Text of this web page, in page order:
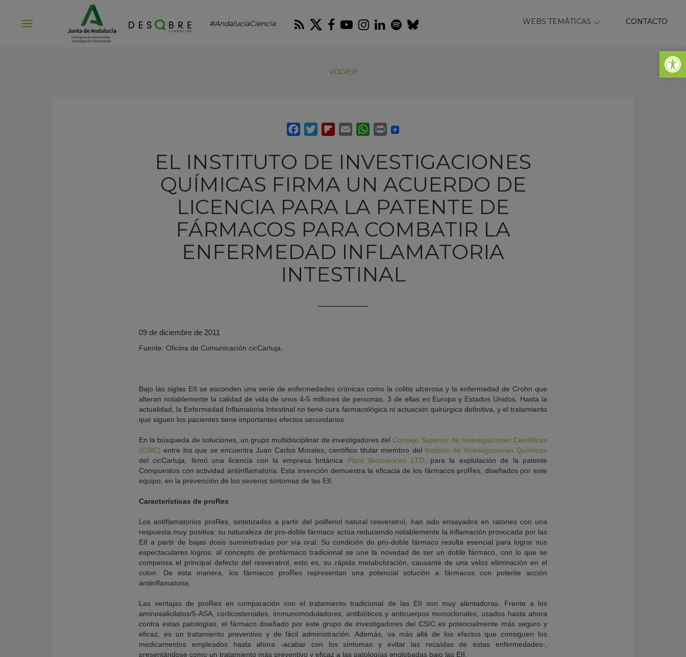
Abrir
#AndalucíaCiencia RSS Twitter
Facebook
Youtube
Instagram
LinkedIn
Spotify
Bluesky WEBS TEMÁTICAS CONTACTO
VOLVER
EL INSTITUTO DE INVESTIGACIONES
QUÍMICAS FIRMA UN ACUERDO DE
LICENCIA PARA LA PATENTE DE
FÁRMACOS PARA COMBATIR LA
ENFERMEDAD INFLAMATORIA
INTESTINAL
09 de diciembre de 2011
Fuente: Oficina de Comunicación cicCartuja.
Bajo las siglas EII se esconden una serie de enfermedades crónicas como la colitis ulcerosa y la enfermedad de Crohn que
alteran notablemente la calidad de vida de unos 4-5 millones de personas, 3 de ellas en Europa y Estados Unidos. Hasta la
actualidad, la Enfermedad Inflamatoria Intestinal no tiene cura farmacológica ni actuación quirúrgica definitiva, y el tratamiento
que siguen los pacientes tiene importantes efectos secundarios.
En la búsqueda de soluciones, un grupo multidisciplinar de investigadores delConsejo Superior de Investigaciones Científicas
(CSIC) entre los que se encuentra Juan Carlos Morales, científico titular miembro del Instituto de Investigaciones Químicas
del cicCartuja, firmó una licencia con la empresa británica Plant Biosciences LTD. para la explotación de la patente
Compuestos con actividad antiinflamatoria. Esta invención demuestra la eficacia de los fármacos proRes, diseñados por este
equipo, en la prevención de los severos síntomas de las EII.
Características de proRes
Los antiflamatorios proRes, sintetizados a partir del polifenol natural resveratrol, han sido ensayados en ratones con una
respuesta muy positiva: su naturaleza de pro-doble fármaco actúa reduciendo notablemente la inflamación provocada por las
EII a partir de bajas dosis suministradas por vía oral. Su condición de pro-doble fármaco resulta esencial para lograr sus
espectaculares logros: al concepto de profármaco tradicional se une la novedad de ser un doble fármaco, con lo que se
compensa el principal defecto del resveratrol, esto es, su rápida metabolización, causante de una veloz eliminación en el
colon. De esta manera, los fármacos proRes representan una potencial solución a fármacos con potente acción
antiinflamatoria.
Las ventajas de proRes en comparación con el tratamiento tradicional de las EII son muy alentadoras. Frente a los
aminosalicilatos/5-ASA, corticosteroides, immunomoduladores, antibióticos y anticuerpos monoclonales, usados hasta ahora
contra estas patologías, el fármaco diseñado por este grupo de investigadores del CSIC es potencialmente más seguro y
eficaz, es un tratamiento preventivo y de fácil administración. Además, va más allá de los efectos que consiguen los
medicamentos empleados hasta ahora -acabar con los síntomas y evitar las recaídas de estas enfermedades-,
presentándose como un tratamiento más preventivo y eficaz a las patologías englobadas bajo las EII.